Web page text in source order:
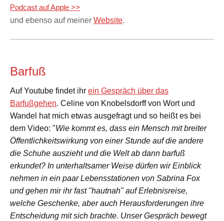
Podcast auf Apple >>
und ebenso auf meiner Website.
Barfuß
Auf Youtube findet ihr ein Gespräch über das
Barfußgehen. Celine von Knobelsdorff von Wort und
Wandel hat mich etwas ausgefragt und so heißt es bei
dem Video: "Wie kommt es, dass ein Mensch mit breiter
Öffentlichkeitswirkung von einer Stunde auf die andere
die Schuhe auszieht und die Welt ab dann barfuß
erkundet? In unterhaltsamer Weise dürfen wir Einblick
nehmen in ein paar Lebensstationen von Sabrina Fox
und gehen mir ihr fast "hautnah" auf Erlebnisreise,
welche Geschenke, aber auch Herausforderungen ihre
Entscheidung mit sich brachte. Unser Gespräch bewegt